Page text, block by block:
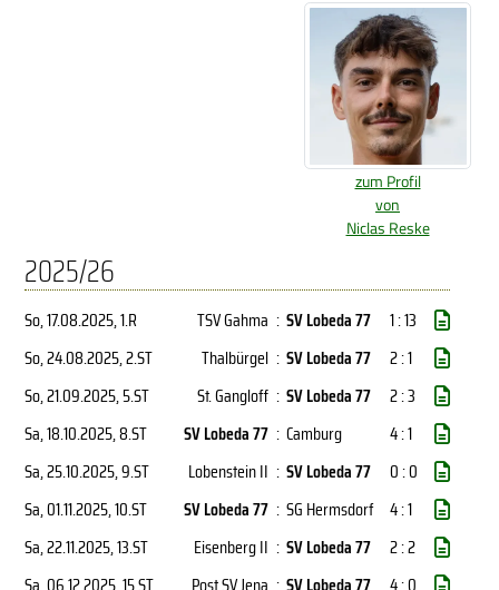
zum Profil
von
Niclas Reske
2025/26
So, 17.08.2025, 1.R TSV Gahma : SV Lobeda 77
1 : 13
So, 24.08.2025, 2.ST Thalbürgel : SV Lobeda 77
2 : 1
So, 21.09.2025, 5.ST St. Gangloff : SV Lobeda 77
2 : 3
Sa, 18.10.2025, 8.ST SV Lobeda 77 : Camburg
4 : 1
Sa, 25.10.2025, 9.ST Lobenstein II : SV Lobeda 77
0 : 0
Sa, 01.11.2025, 10.ST SV Lobeda 77 : SG Hermsdorf 4 : 1
Sa, 22.11.2025, 13.ST Eisenberg II : SV Lobeda 77
2 : 2